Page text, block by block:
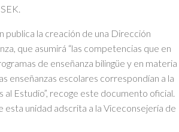
publica la creación de una Dirección
que asumirá “las competencias que en
de enseñanza bilingüe y en materia
enseñanzas escolares correspondían a la
Estudio”, recoge este documento oficial.
unidad adscrita a la Viceconsejería de